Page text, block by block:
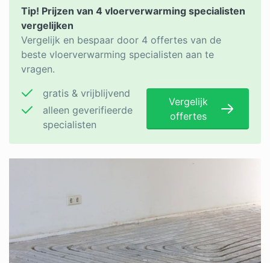
Tip! Prijzen van 4 vloerverwarming specialisten
vergelijken
Vergelijk en bespaar door 4 offertes van de
beste vloerverwarming specialisten aan te
vragen.
gratis & vrijblijvend
alleen geverifieerde
specialisten
Vergelijk
offertes